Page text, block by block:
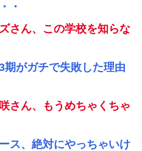
・
さん、この学校を知らな
期がガチで失敗した理由
さん、もうめちゃくちゃ
ス、絶対にやっちゃいけ